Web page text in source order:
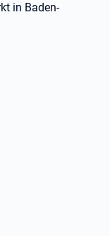
in Baden-